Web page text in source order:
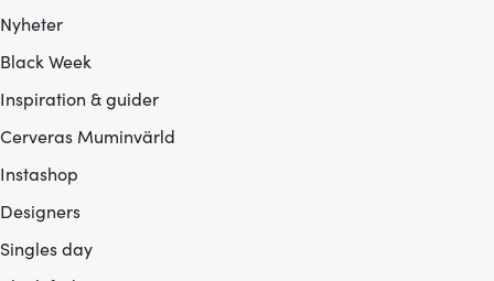
Nyheter
Black Week
Inspiration & guider
Cerveras Muminvärld
Instashop
Designers
Singles day